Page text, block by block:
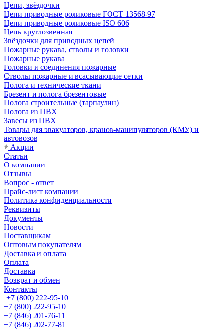
Цепи, звёздочки
Цепи приводные роликовые ГОСТ 13568-97
Цепи приводные роликовые ISO 606
Цепь круглозвенная
Звёздочки для приводных цепей
Пожарные рукава, стволы и головки
Пожарные рукава
Головки и соединения пожарные
Стволы пожарные и всасывающие сетки
Полога и технические ткани
Брезент и полога брезентовые
Полога строительные (тарпаулин)
Полога из ПВХ
Завесы из ПВХ
Товары для эвакуаторов, кранов-манипуляторов (КМУ) и
автовозов
Акции
Статьи
О компании
Отзывы
Вопрос - ответ
Прайс-лист компании
Политика конфиденциальности
Реквизиты
Документы
Новости
Поставщикам
Оптовым покупателям
Доставка и оплата
Оплата
Доставка
Возврат и обмен
Контакты
+7 (800) 222-95-10
+7 (800) 222-95-10
+7 (846) 201-76-11
+7 (846) 202-77-81